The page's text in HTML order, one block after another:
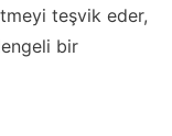
teşvik eder,
bir